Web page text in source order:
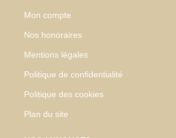
Mon compte
Nos honoraires
Mentions légales
Politique de confidentialité
Politique des cookies
Plan du site